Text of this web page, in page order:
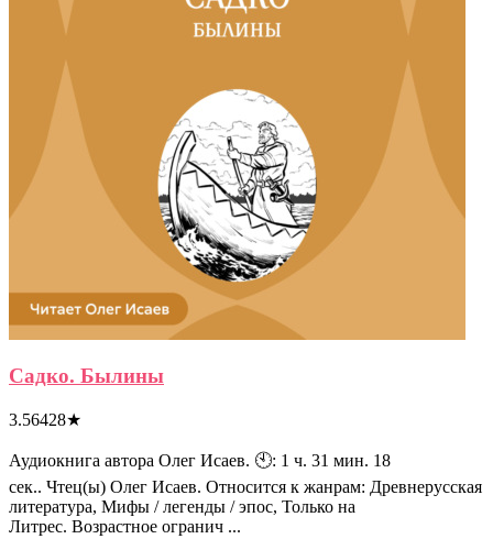
Садко. Былины
3.56428★
Аудиокнига автора Олег Исаев. 🕙: 1 ч. 31 мин. 18
сек.. Чтец(ы) Олег Исаев. Относится к жанрам: Древнерусская
литература, Мифы / легенды / эпос, Только на
Литрес. Возрастное огранич ...